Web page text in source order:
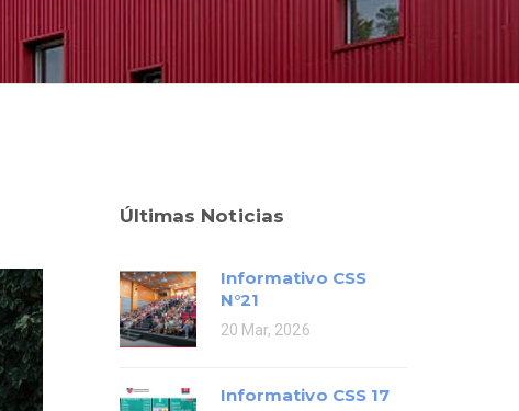
Últimas Noticias
Informativo CSS
N°21
20 Mar, 2026
Informativo CSS 17